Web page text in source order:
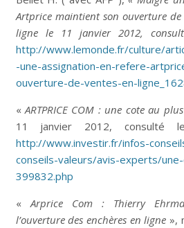
Artprice maintient son ouverture
ligne le 11 janvier 2012,
http://www.lemonde.fr/culture/
-une-assignation-en-refere-
ouverture-de-ventes-en-
«ARTPRICE COM : une cote au
11 janvier 2012, consulté
http://www.investir.fr/infos-
conseils-valeurs/avis-experts/
399832.php
«Arprice Com : Thierry
l’ouverture des enchères en ligne »,